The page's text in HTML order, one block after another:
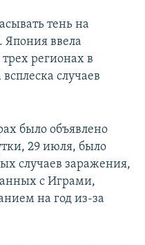
тень на
ввела
регионах в
случаев
было объявлено
29 июля, было
случаев заражения,
с Играми,
на год из-за